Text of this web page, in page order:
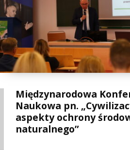
Międzynarodowa
Naukowa pn.
aspekty ochrony
naturalnego”